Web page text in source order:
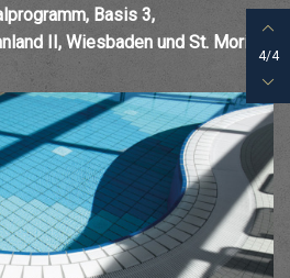
Basis 3,
II, Wiesbaden und St. Moritz
4/4